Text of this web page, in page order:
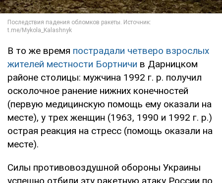
В то же время пострадали четверо взрослых
жителей местности Бортничи в Дарницком
районе столицы: мужчина 1992 г. р. получил
осколочное ранение нижних конечностей
(первую медицинскую помощь ему оказали на
месте), у трех женщин (1963, 1990 и 1992 г. р.)
острая реакция на стресс (помощь оказали на
месте).
Силы противовоздушной обороны Украины
успешно отбили эту ракетную атаку России по